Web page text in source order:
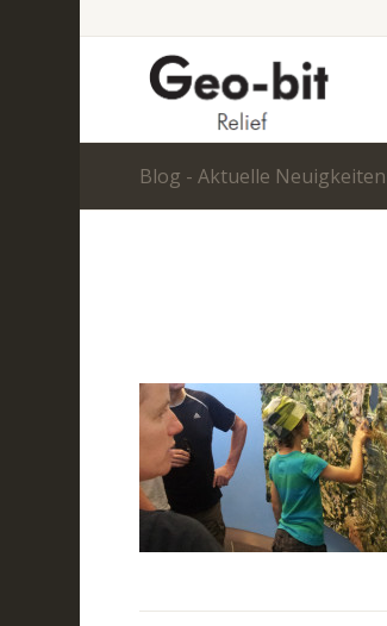
Blog - Aktuelle Neuigkeiten